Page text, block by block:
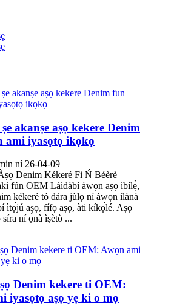
akanṣe aṣọ kekere Denim
ami iyasọtọ ikọkọ
ní 26-04-09
Denim Kékeré Fi Ń Béèrè
fún OEM Láìdàbí àwọn aṣọ ìbílẹ̀,
kékeré tó dára jùlọ ní àwọn ìlànà
ìtọ́jú aṣọ, fífọ aṣọ, àti kíkọ́lé. Aṣọ
ní ọ̀nà ìṣètò ...
Denim kekere ti OEM:
iyasọtọ aṣọ yẹ ki o mọ